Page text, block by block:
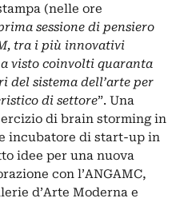
(nelle ore
sessione di pensiero
tra i più innovativi
visto coinvolti quaranta
sistema dell’arte per
di settore”. Una
di brain storming in
incubatore di start-up in
idee per una nuova
con l’ANGAMC,
d’Arte Moderna e